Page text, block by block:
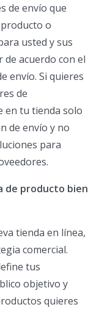
de envío que
o
usted y sus
de acuerdo con el
envío. Si quieres
de
en tu tienda solo
de envío y no
para
de producto bien
tienda en línea,
comercial.
tus
objetivo y
quieres